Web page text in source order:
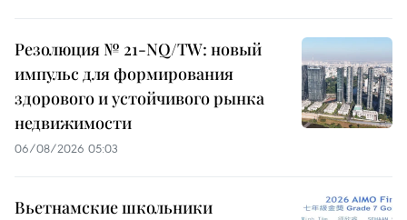
Резолюция № 21-NQ/TW: новый
импульс для формирования
здорового и устойчивого рынка
недвижимости
06/08/2026 05:03
Вьетнамские школьники